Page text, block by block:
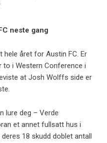
neste gang
hele året for Austin FC. Er
to i Western Conference i
at Josh Wolffs side er
lure deg – Verde
et annet fullsatt hus i
18 skudd doblet antall